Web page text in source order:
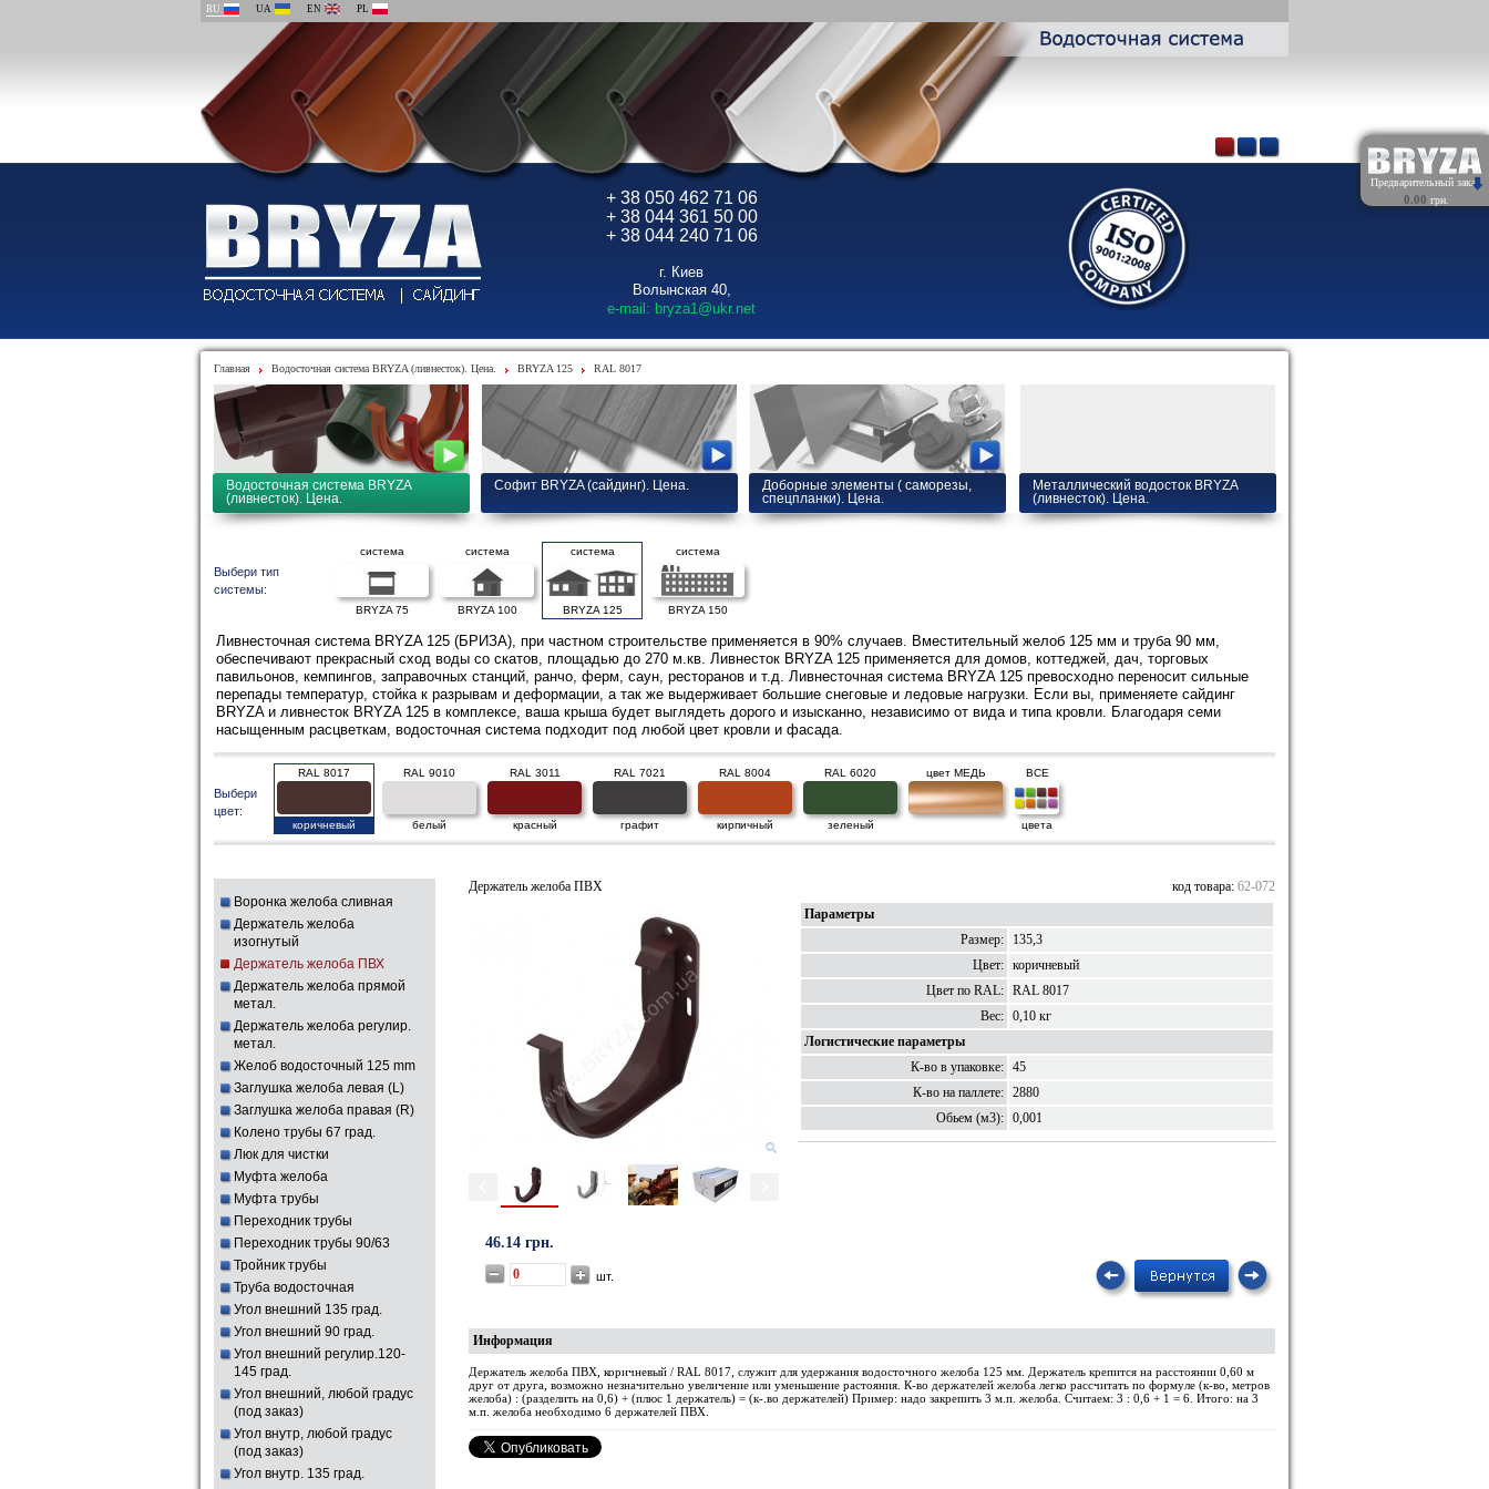
RU UA EN PL
+ 38 050 462 71 06
+ 38 044 361 50 00
+ 38 044 240 71 06
г. Киев
Волынская 40,
e-mail: bryza1@ukr.net
Главная Водосточная система BRYZA (ливнесток). Цена. BRYZA 125 RAL 8017
Водосточная система BRYZA
(ливнесток). Цена.
Софит BRYZA (сайдинг). Цена.
Доборные элементы ( саморезы,
спецпланки). Цена.
Металлический водосток BRYZA
(ливнесток). Цена.
Выбери тип
системы:
система
BRYZA 75
система
BRYZA 100
система
BRYZA 125
система
BRYZA 150
Ливнесточная система BRYZA 125 (БРИЗА), при частном строительстве применяется в 90% случаев. Вместительный желоб 125 мм и труба 90 мм,
обеспечивают прекрасный сход воды со скатов, площадью до 270 м.кв. Ливнесток BRYZA 125 применяется для домов, коттеджей, дач, торговых
павильонов, кемпингов, заправочных станций, ранчо, ферм, саун, ресторанов и т.д. Ливнесточная система BRYZA 125 превосходно переносит сильные
перепады температур, стойка к разрывам и деформации, а так же выдерживает большие снеговые и ледовые нагрузки. Если вы, применяете сайдинг
BRYZA и ливнесток BRYZA 125 в комплексе, ваша крыша будет выглядеть дорого и изысканно, независимо от вида и типа кровли. Благодаря семи
насыщенным расцветкам, водосточная система подходит под любой цвет кровли и фасада.
Выбери
цвет:
RAL 8017
коричневый
RAL 9010
белый
RAL 3011
красный
RAL 7021
графит
RAL 8004
кирпичный
RAL 6020
зеленый
цвет МЕДЬ ВСЕ
цвета
Воронка желоба сливная
Держатель желоба
изогнутый
Держатель желоба ПВХ
Держатель желоба прямой
метал.
Держатель желоба регулир.
метал.
Желоб водосточный 125 mm
Заглушка желоба левая (L)
Заглушка желоба правая (R)
Колено трубы 67 град.
Люк для чистки
Муфта желоба
Муфта трубы
Переходник трубы
Переходник трубы 90/63
Тройник трубы
Труба водосточная
Угол внешний 135 град.
Угол внешний 90 град.
Угол внешний регулир.120-
145 град.
Угол внешний, любой градус
(под заказ)
Угол внутр, любой градус
(под заказ)
Угол внутр. 135 град.
Держатель желоба ПВХ код товара: 62-072
Параметры
Размер:
135,3
Цвет: коричневый
Цвет по RAL: RAL 8017
Вес: 0,10 кг
Логистические параметры
К-во в упаковке: 45
К-во на паллете: 2880
Обьем (м3): 0,001
46.14 грн.
шт.
Информация
Держатель желоба ПВХ, коричневый / RAL 8017, служит для удержания водосточного желоба 125 мм. Держатель крепится на расстоянии 0,60 м
друг от друга, возможно незначительно увеличение или уменьшение растояния. К-во держателей желоба легко рассчитать по формуле (к-во, метров
желоба) : (разделить на 0,6) + (плюс 1 держатель) = (к-.во держателей) Пример: надо закрепить 3 м.п. желоба. Считаем: 3 : 0,6 + 1 = 6. Итого: на 3
м.п. желоба необходимо 6 держателей ПВХ.
Предварительный заказ
0.00 грн.